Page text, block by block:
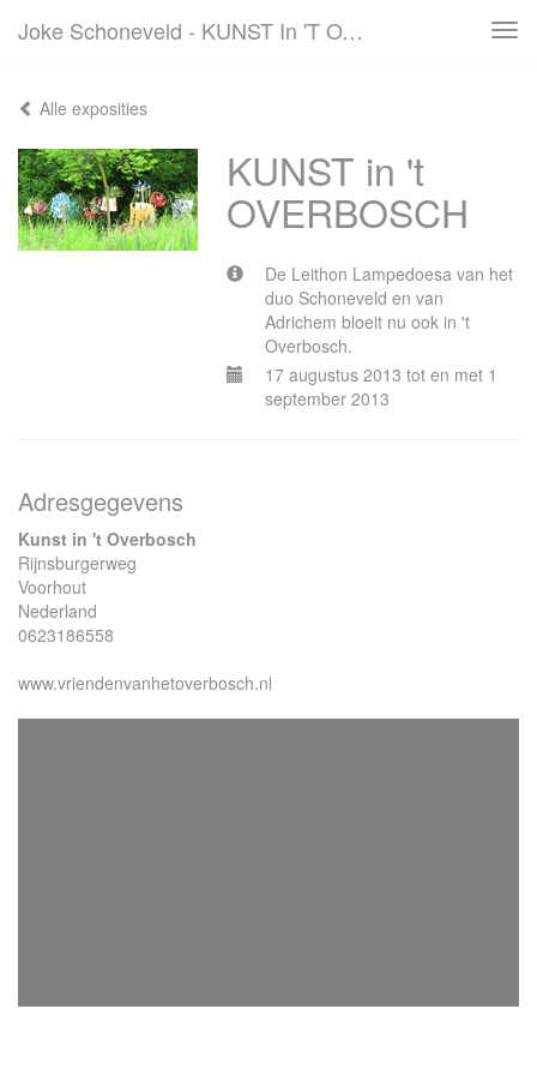
Joke Schoneveld - KUNST In 't OVERBOSCH
Alle exposities
KUNST in 't
OVERBOSCH
De Leithon Lampedoesa van het
duo Schoneveld en van
Adrichem bloeit nu ook in 't
Overbosch.
17 augustus 2013 tot en met 1
september 2013
Adresgegevens
Kunst in 't Overbosch
Rijnsburgerweg
Voorhout
Nederland
0623186558
www.vriendenvanhetoverbosch.nl